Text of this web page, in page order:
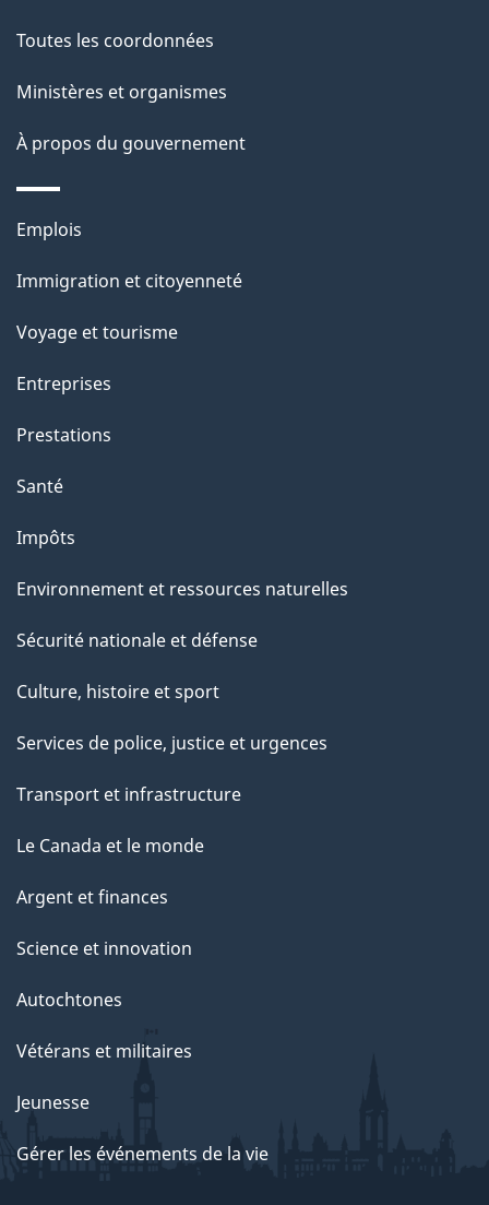
g
e
c
i
o
s
u
e
t
e
a
g
Toutes les coordonnées
Ministères et organismes
À propos du gouvernement
Thèmes
sujets
Emplois
Immigration et citoyenneté
Voyage et tourisme
Entreprises
Prestations
Santé
Impôts
Environnement et ressources naturelles
Sécurité nationale et défense
Culture, histoire et sport
Services de police, justice et urgences
Transport et infrastructure
Le Canada et le monde
Argent et finances
Science et innovation
Autochtones
Vétérans et militaires
Jeunesse
Gérer les événements de la vie